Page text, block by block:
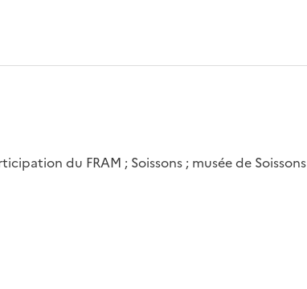
du FRAM ; Soissons ; musée de Soissons